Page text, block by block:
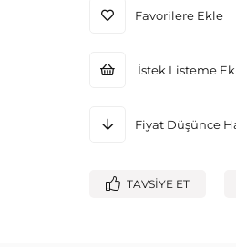
Favorilere Ekle
İstek Listeme
Fiyat Düşünce
TAVSIYE ET